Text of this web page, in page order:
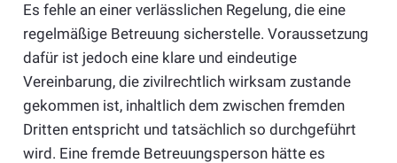
Es fehle an einer verlässlichen Regelung, die eine
regelmäßige Betreuung sicherstelle. Voraussetzung
dafür ist jedoch eine klare und eindeutige
Vereinbarung, die zivilrechtlich wirksam zustande
gekommen ist, inhaltlich dem zwischen fremden
Dritten entspricht und tatsächlich so durchgeführt
wird. Eine fremde Betreuungsperson hätte es